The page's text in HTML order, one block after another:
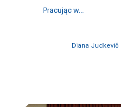
Pracując w...
Diana Judkevič